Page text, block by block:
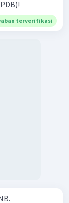
terverifikasi